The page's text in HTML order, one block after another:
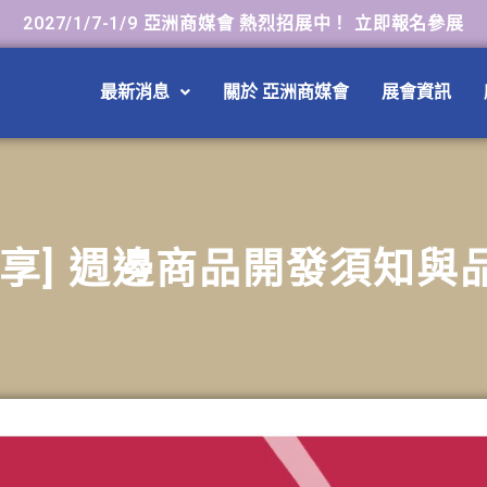
2027/1/7-1/9 亞洲商媒會 熱烈招展中！ 立即報名參展
最新消息 關於 亞洲商媒會 展會資訊
] 週邊商品開發須知與